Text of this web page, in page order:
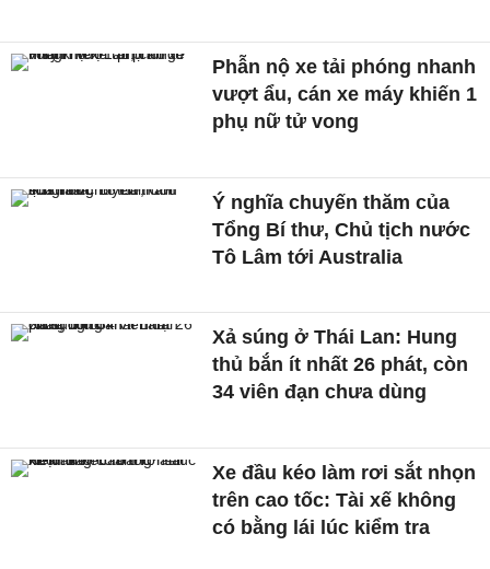
Phẫn nộ xe tải phóng nhanh
vượt ẩu, cán xe máy khiến 1
phụ nữ tử vong
Ý nghĩa chuyến thăm của
Tổng Bí thư, Chủ tịch nước
Tô Lâm tới Australia
Xả súng ở Thái Lan: Hung
thủ bắn ít nhất 26 phát, còn
34 viên đạn chưa dùng
Xe đầu kéo làm rơi sắt nhọn
trên cao tốc: Tài xế không
có bằng lái lúc kiểm tra